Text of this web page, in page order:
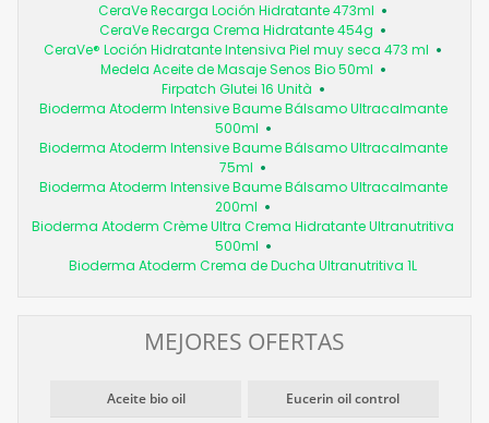
CeraVe Recarga Loción Hidratante 473ml
CeraVe Recarga Crema Hidratante 454g
CeraVe® Loción Hidratante Intensiva Piel muy seca 473 ml
Medela Aceite de Masaje Senos Bio 50ml
Firpatch Glutei 16 Unità
Bioderma Atoderm Intensive Baume Bálsamo Ultracalmante
500ml
Bioderma Atoderm Intensive Baume Bálsamo Ultracalmante
75ml
Bioderma Atoderm Intensive Baume Bálsamo Ultracalmante
200ml
Bioderma Atoderm Crème Ultra Crema Hidratante Ultranutritiva
500ml
Bioderma Atoderm Crema de Ducha Ultranutritiva 1L
MEJORES OFERTAS
Aceite bio oil Eucerin oil control